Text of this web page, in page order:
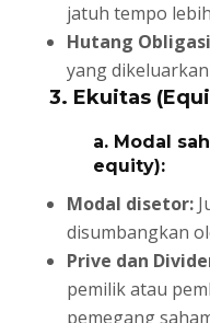
jatuh tempo
Hutang
yang
3. Ekuitas
a. Modal
equity):
Modal disetor:
disumbangkan
Prive dan
pemilik atau
pemegang